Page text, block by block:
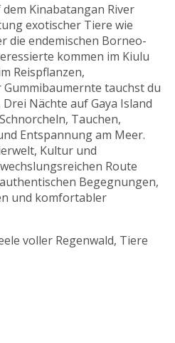
Kinabatangan River
exotischer Tiere wie
die endemischen Borneo-
kommen im Kiulu
Reispflanzen,
tauchst du
Nächte auf Gaya Island
Tauchen,
Entspannung am Meer.
Kultur und
Route
Begegnungen,
und komfortabler
voller Regenwald, Tiere